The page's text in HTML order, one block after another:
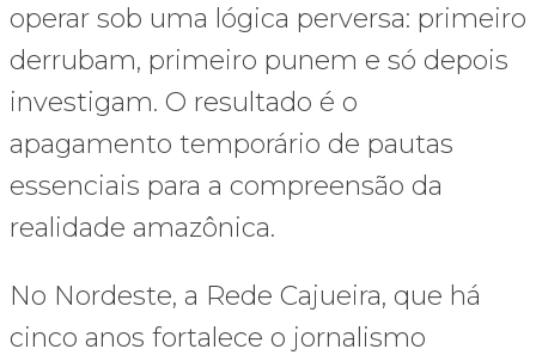
operar sob uma lógica perversa: primeiro
derrubam, primeiro punem e só depois
investigam. O resultado é o
apagamento temporário de pautas
essenciais para a compreensão da
realidade amazônica.
No Nordeste, a Rede Cajueira, que há
cinco anos fortalece o jornalismo